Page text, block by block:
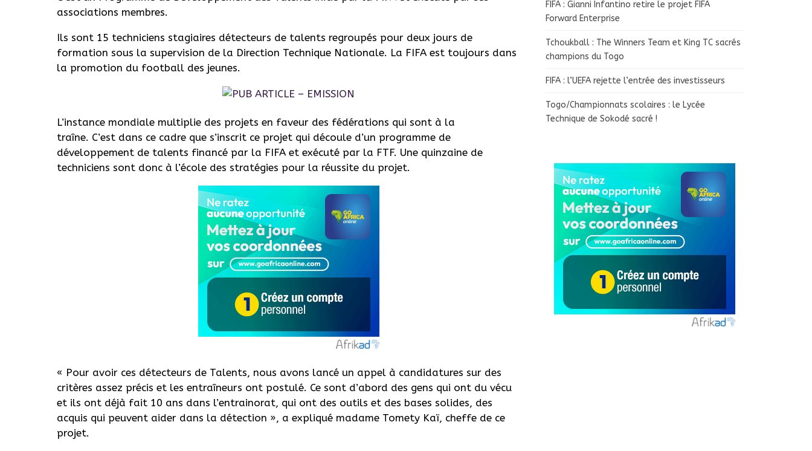
associations membres.
Ils sont 15 techniciens stagiaires détecteurs de talents regroupés pour deux jours de
formation sous la supervision de la Direction Technique Nationale. La FIFA est toujours dans
la promotion du football des jeunes.
L’instance mondiale multiplie des projets en faveur des fédérations qui sont à la
traîne. C’est dans ce cadre que s’inscrit ce projet qui découle d’un programme de
développement de talents financé par la FIFA et exécuté par la FTF. Une quinzaine de
techniciens sont donc à l’école des stratégies pour la réussite du projet.
« Pour avoir ces détecteurs de Talents, nous avons lancé un appel à candidatures sur des
critères assez précis et les entraîneurs ont postulé. Ce sont d’abord des gens qui ont du vécu
et ils ont déjà fait 10 ans dans l’entrainorat, qui ont des outils et des bases solides, des
acquis qui peuvent aider dans la détection », a expliqué madame Tomety Kaï, cheffe de ce
projet.
FIFA : Gianni Infantino retire le projet FIFA
Forward Enterprise
Tchoukball : The Winners Team et King TC sacrés
champions du Togo
FIFA : l’UEFA rejette l’entrée des investisseurs
Togo/Championnats scolaires : le Lycée
Technique de Sokodé sacré !